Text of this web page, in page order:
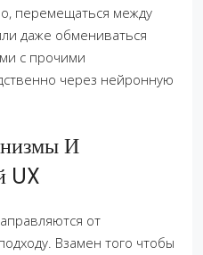
перемещаться между
даже обмениваться
с прочими
через нейронную
И
UX
от
Взамен того чтобы